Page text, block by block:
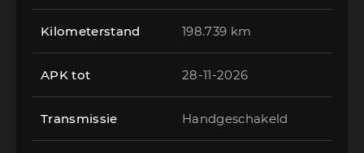
Kilometerstand 198.739 km
APK tot 28-11-2026
Transmissie Handgeschakeld